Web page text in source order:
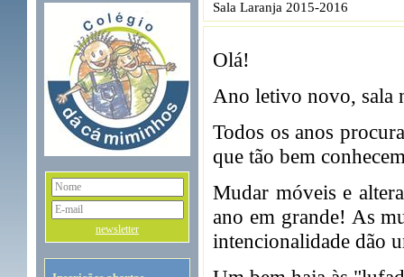
newsletter
Sala Laranja 2015-2016
Olá!
Ano letivo novo, sala
Todos os anos
que tão bem
Mudar móveis e
ano em grande! As
intencionalidade dão